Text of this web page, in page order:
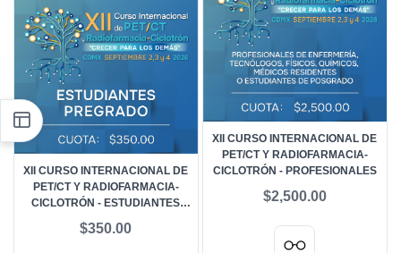
XII CURSO INTERNACIONAL DE
PET/CT Y RADIOFARMACIA-
CICLOTRÓN - PROFESIONALES
$2,500.00
XII CURSO INTERNACIONAL DE
PET/CT Y RADIOFARMACIA-
CICLOTRÓN - ESTUDIANTES
$350.00